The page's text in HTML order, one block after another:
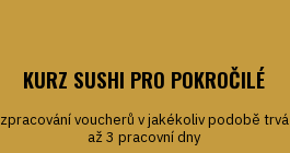
KURZ SUSHI PRO POKROČILÉ
zpracování voucherů v jakékoliv podobě trvá
až 3 pracovní dny